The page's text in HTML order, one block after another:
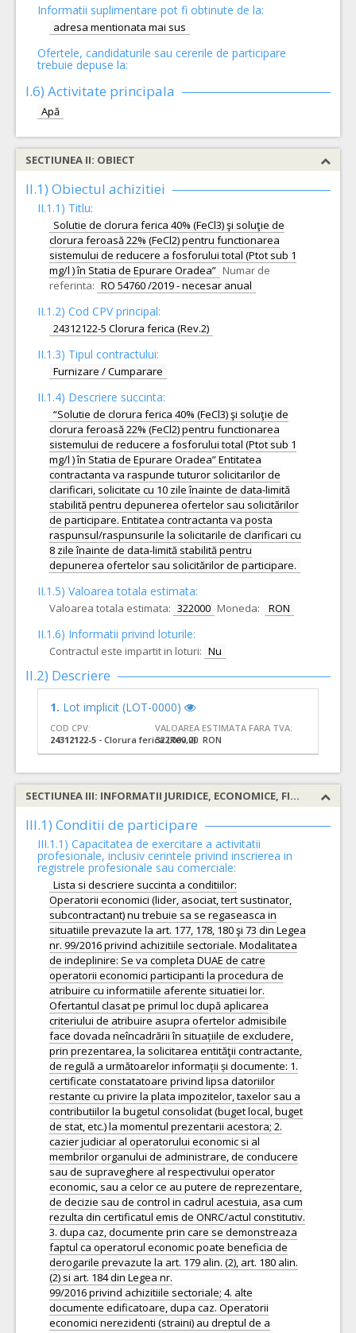
Informatii suplimentare pot fi obtinute de la:
adresa mentionata mai sus
Ofertele, candidaturile sau cererile de participare
trebuie depuse la:
I.6) Activitate principala
Apă
SECTIUNEA II: OBIECT
II.1) Obiectul achizitiei
II.1.1) Titlu:
Solutie de clorura ferica 40% (FeCl3) şi soluţie de
clorura feroasă 22% (FeCl2) pentru functionarea
sistemului de reducere a fosforului total (Ptot sub 1
mg/l ) în Statia de Epurare Oradea” Numar de
referinta: RO 54760 /2019 - necesar anual
II.1.2) Cod CPV principal:
24312122-5 Clorura ferica (Rev.2)
II.1.3) Tipul contractului:
Furnizare / Cumparare
II.1.4) Descriere succinta:
“Solutie de clorura ferica 40% (FeCl3) şi soluţie de
clorura feroasă 22% (FeCl2) pentru functionarea
sistemului de reducere a fosforului total (Ptot sub 1
mg/l ) în Statia de Epurare Oradea” Entitatea
contractanta va raspunde tuturor solicitarilor de
clarificari, solicitate cu 10 zile înainte de data-limită
stabilită pentru depunerea ofertelor sau solicitărilor
de participare. Entitatea contractanta va posta
raspunsul/raspunsurile la solicitarile de clarificari cu
8 zile înainte de data-limită stabilită pentru
depunerea ofertelor sau solicitărilor de participare.
II.1.5) Valoarea totala estimata:
Valoarea totala estimata: 322000 Moneda: RON
II.1.6) Informatii privind loturile:
Contractul este impartit in loturi: Nu
II.2) Descriere
1. Lot implicit (LOT-0000)
COD CPV:
24312122-5 - Clorura ferica (Rev.2)
VALOAREA ESTIMATA FARA TVA:
322.000,00 RON
SECTIUNEA III: INFORMATII JURIDICE, ECONOMICE, FINANCIARE SI TEHNICE
III.1) Conditii de participare
III.1.1) Capacitatea de exercitare a activitatii
profesionale, inclusiv cerintele privind inscrierea in
registrele profesionale sau comerciale:
Lista si descriere succinta a conditiilor:
Operatorii economici (lider, asociat, tert sustinator,
subcontractant) nu trebuie sa se regaseasca in
situatiile prevazute la art. 177, 178, 180 şi 73 din Legea
nr. 99/2016 privind achizitiile sectoriale. Modalitatea
de indeplinire: Se va completa DUAE de catre
operatorii economici participanti la procedura de
atribuire cu informatiile aferente situatiei lor.
Ofertantul clasat pe primul loc după aplicarea
criteriului de atribuire asupra ofertelor admisibile
face dovada neîncadrării în situațiile de excludere,
prin prezentarea, la solicitarea entităţii contractante,
de regulă a următoarelor informații și documente: 1.
certificate constatatoare privind lipsa datoriilor
restante cu privire la plata impozitelor, taxelor sau a
contributiilor la bugetul consolidat (buget local, buget
de stat, etc.) la momentul prezentarii acestora; 2.
cazier judiciar al operatorului economic si al
membrilor organului de administrare, de conducere
sau de supraveghere al respectivului operator
economic, sau a celor ce au putere de reprezentare,
de decizie sau de control in cadrul acestuia, asa cum
rezulta din certificatul emis de ONRC/actul constitutiv.
3. dupa caz, documente prin care se demonstreaza
faptul ca operatorul economic poate beneficia de
derogarile prevazute la art. 179 alin. (2), art. 180 alin.
(2) si art. 184 din Legea nr.
99/2016 privind achizitiile sectoriale; 4. alte
documente edificatoare, dupa caz. Operatorii
economici nerezidenti (straini) au dreptul de a